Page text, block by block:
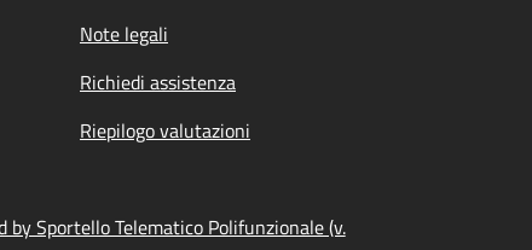
Note legali
Richiedi assistenza
Riepilogo valutazioni
by Sportello Telematico Polifunzionale (v.